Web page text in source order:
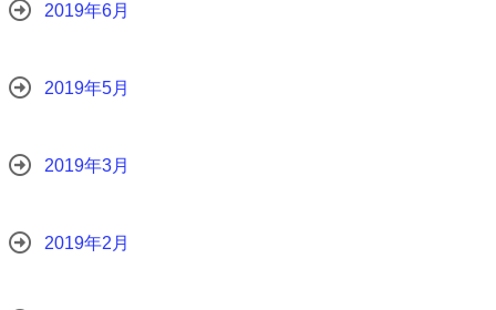
2019年6月
2019年5月
2019年3月
2019年2月